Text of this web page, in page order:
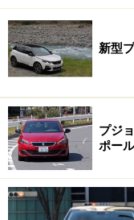
新世代のi-Cockpitを
や個性的なシフト、
採用する
最新のプジョーラ
分、目を惹く存在
リアもユニーク。
新型
プジ
ポール